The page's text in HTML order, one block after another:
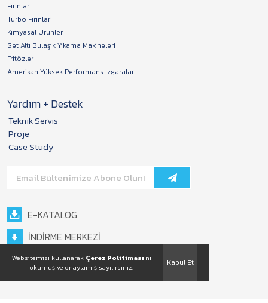
Fırınlar
Turbo Fırınlar
Kimyasal Ürünler
Set Altı Bulaşık Yıkama Makineleri
Fritözler
Amerikan Yüksek Performans Izgaralar
Yardım + Destek
Teknik Servis
Proje
Case Study
E-KATALOG
İNDİRME MERKEZİ
Kabul Et
Websitemizi kullanarak Çerez Politiması'ni
okumuş ve onaylamış sayılırsınız.